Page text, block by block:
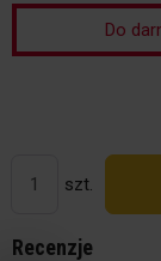
Do
szt.
Recenzje